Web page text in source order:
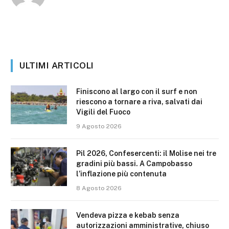
ULTIMI ARTICOLI
Finiscono al largo con il surf e non
riescono a tornare a riva, salvati dai
Vigili del Fuoco
9 Agosto 2026
Pil 2026, Confesercenti: il Molise nei tre
gradini più bassi. A Campobasso
l’inflazione più contenuta
8 Agosto 2026
Vendeva pizza e kebab senza
autorizzazioni amministrative, chiuso